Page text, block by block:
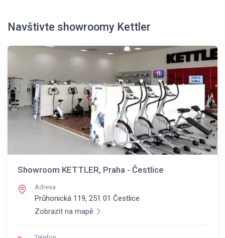
Navštivte showroomy Kettler
Showroom KETTLER, Praha - Čestlice
Adresa
Průhonická 119, 251 01 Čestlice
Zobrazit na mapě